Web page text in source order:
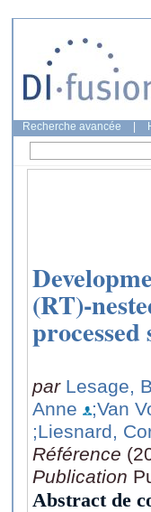
Recherche avancée
(RT)-
processed
par Lesage,
Anne
;Van
;Liesnard,
Référence
Publication
Abstract de